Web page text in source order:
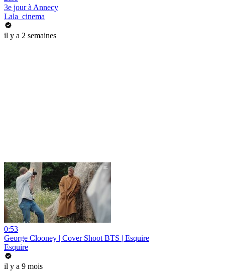
3e jour à Annecy
Lala_cinema
il y a 2 semaines
0:53
George Clooney | Cover Shoot BTS | Esquire
Esquire
il y a 9 mois